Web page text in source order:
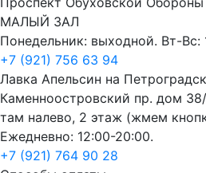
МАЛЫЙ ЗАЛ
Понедельник: выходной. Вт-Вс:
+7 (921) 756 63 94
Лавка Апельсин на
Каменноостровский пр. дом
там налево, 2 этаж (жмем
Ежедневно: 12:00-20:00.
+7 (921) 764 90 28